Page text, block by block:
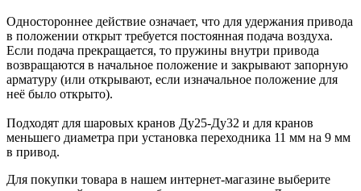
Одностороннее действие означает, что для удержания привода
в положении открыт требуется постоянная подача воздуха.
Если подача прекращается, то пружины внутри привода
возвращаются в начальное положение и закрывают запорную
арматуру (или открывают, если изначальное положение для
неё было открыто).
Подходят для шаровых кранов Ду25-Ду32 и для кранов
меньшего диаметра при установка переходника 11 мм на 9 мм
в привод.
Для покупки товара в нашем интернет-магазине выберите